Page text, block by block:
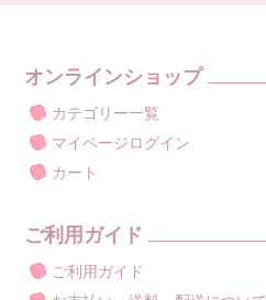
オンラインショップ
カテゴリー一覧
マイページログイン
カート
ご利用ガイド
ご利用ガイド